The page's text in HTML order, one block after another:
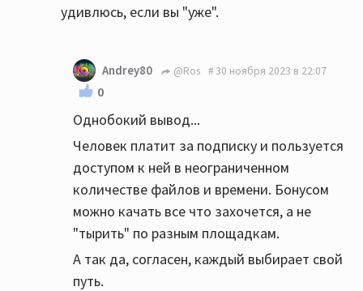
удивлюсь, если вы "уже".
Andrey80 @Ros 30 ноября 2023 в 22:07
0
Однобокий вывод...
Человек платит за подписку и пользуется
доступом к ней в неограниченном
количестве файлов и времени. Бонусом
можно качать все что захочется, а не
"тырить" по разным площадкам.
А так да, согласен, каждый выбирает свой
путь.